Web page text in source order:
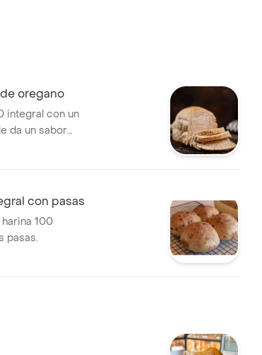
oregano
integral con un
da un sabor
con pasas
100
pasas.